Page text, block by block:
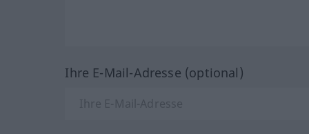
Ihre E-Mail-Adresse (optional)